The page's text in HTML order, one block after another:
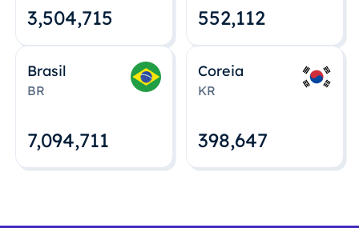
3,504,715 552,112
Brasil
BR
7,094,712
Coreia
KR
398,648